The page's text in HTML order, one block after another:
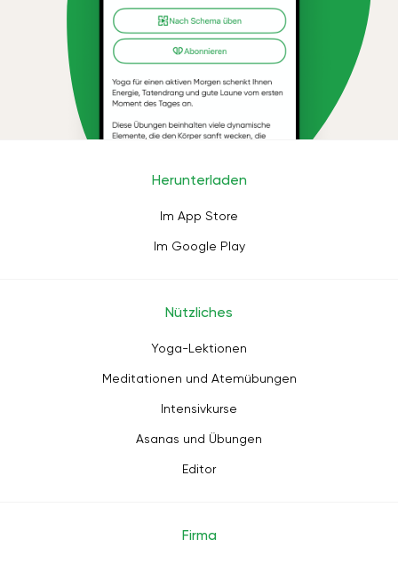
Herunterladen
Im App Store
Im Google Play
Nützliches
Yoga-Lektionen
Meditationen und Atemübungen
Intensivkurse
Asanas und Übungen
Editor
Firma